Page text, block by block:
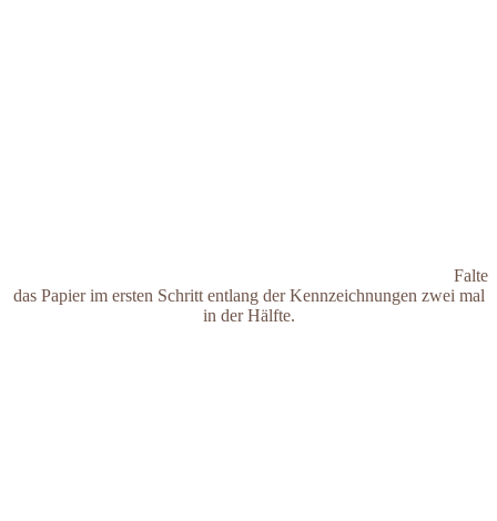
Falte
das Papier im ersten Schritt entlang der Kennzeichnungen zwei mal
in der Hälfte.